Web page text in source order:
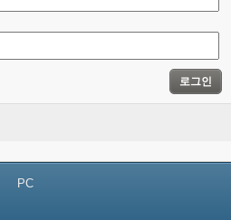
로그인
PC